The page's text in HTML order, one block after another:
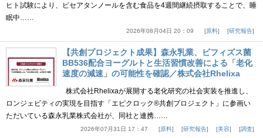
ヒト試験により、ピセアタンノールを含む食品を4週間継続摂取することで、睡
眠中……
2026年08月04日 20：09 原料 研究報告
【共創プロジェクト成果】森永乳業、ビフィズス菌
BB536配合ヨーグルトと生活習慣改善による「老化
速度の減速」の可能性を確認／株式会社Rhelixa
株式会社Rhelixaが展開する老化研究の社会実装を推進し、
ロンジェビティの実現を目指す「エピクロック®共創プロジェクト」に参画い
ただいている森永乳業株式会社が、同社と連携……
2026年07月31日 17：47 原料 研究報告 美容 調査